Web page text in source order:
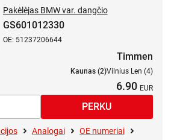
Pakėlėjas BMW var. dangčio
GS601012330
OE: 51237206644
Timmen
Kaunas (2)Vilnius Len (4)
6.90
Analogai
OE numeriai